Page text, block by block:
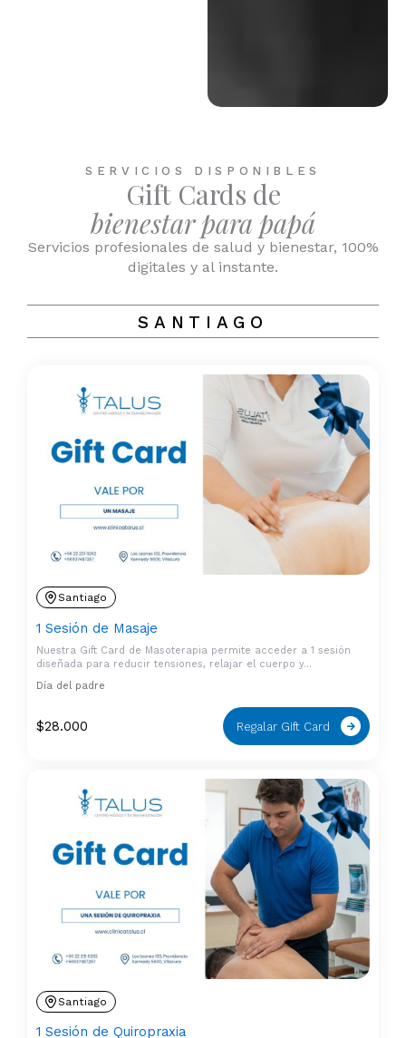
SERVICIOS DISPONIBLES
Gift Cards de
bienestar para papá
Servicios profesionales de salud y bienestar, 100%
digitales y al instante.
SANTIAGO
Santiago
1 Sesión de Masaje
Nuestra Gift Card de Masoterapia permite acceder a 1 sesión
diseñada para reducir tensiones, relajar el cuerpo y…
Día del padre
$28.000 Regalar Gift Card
Santiago
1 Sesión de Quiropraxia